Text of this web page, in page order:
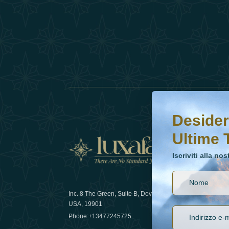
Inc. 8 The Green, Suite B, Dover, DE
USA, 19901
Phone:+13477245725
Come la
lusso nel
Desideri saperne di
Iscriviti alla nostra
Ultime
Iscriviti alla